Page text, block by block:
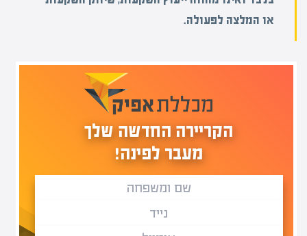
או המלצה לפעולה.
הקריירה החדשה שלך
מעבר לפינה!